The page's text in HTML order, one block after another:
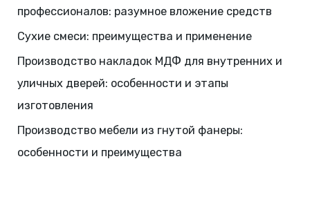
профессионалов: разумное вложение средств
Сухие смеси: преимущества и применение
Производство накладок МДФ для внутренних и
уличных дверей: особенности и этапы
изготовления
Производство мебели из гнутой фанеры:
особенности и преимущества